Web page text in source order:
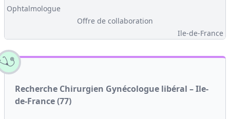
Ophtalmologue
Offre de collaboration
Ile-de-France
Recherche Chirurgien Gynécologue libéral – Ile-
de-France (77)